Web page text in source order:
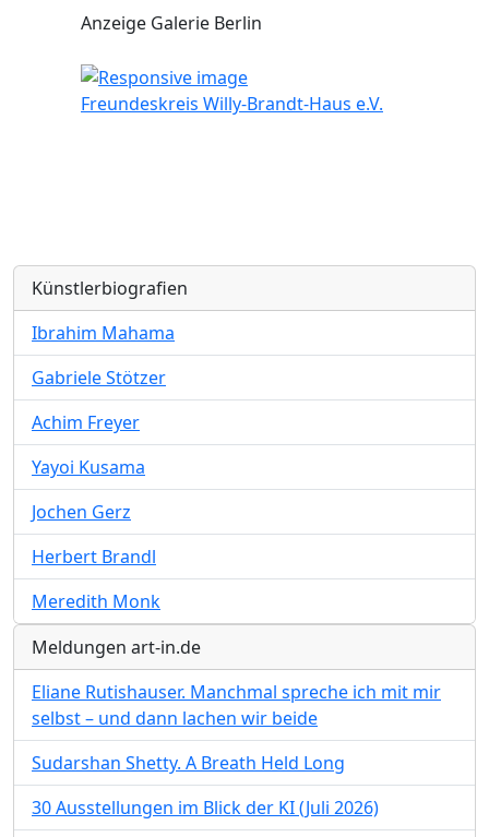
Anzeige Galerie Berlin
Freundeskreis Willy-Brandt-Haus e.V.
Künstlerbiografien
Ibrahim Mahama
Gabriele Stötzer
Achim Freyer
Yayoi Kusama
Jochen Gerz
Herbert Brandl
Meredith Monk
Meldungen art-in.de
Eliane Rutishauser. Manchmal spreche ich mit mir
selbst – und dann lachen wir beide
Sudarshan Shetty. A Breath Held Long
30 Ausstellungen im Blick der KI (Juli 2026)